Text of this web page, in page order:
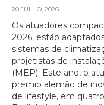
20 JULHO, 2026
Os atuadores
2026, estão
sistemas de
projetistas de
(MEP). Este ano, o
prémio alemão de
de lifestyle, em